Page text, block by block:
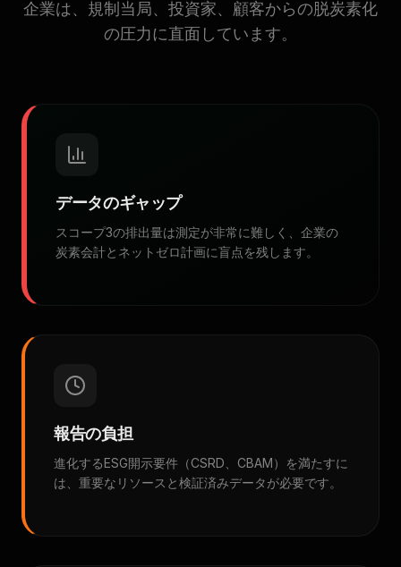
企業は、規制当局、投資家、顧客からの脱炭素化
の圧力に直面しています。
データのギャップ
スコープ3の排出量は測定が非常に難しく、企業の
炭素会計とネットゼロ計画に盲点を残します。
報告の負担
進化するESG開示要件（CSRD、CBAM）を満たすに
は、重要なリソースと検証済みデータが必要です。